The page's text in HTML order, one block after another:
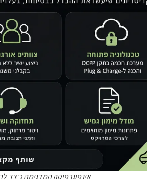
אינפוגרפיקה המדגימה כיצד